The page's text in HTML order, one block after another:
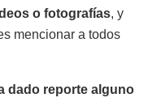
o fotografías, y
mencionar a todos
dado reporte alguno